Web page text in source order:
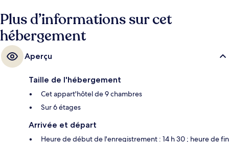
Plus d’informations sur cet
hébergement
Aperçu
Taille de l'hébergement
Cet appart'hôtel de 9 chambres
Sur 6 étages
Arrivée et départ
Heure de début de l'enregistrement : 14 h 30 ; heure de fin